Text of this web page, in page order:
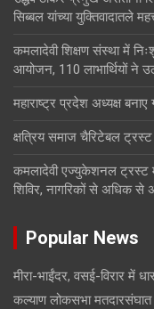
सिब्बल यांच्या युक्तिवादातले
कमलादेवी शिक्षण संस्था में
आयोजन, 110 लाभार्थियों ने
महाराष्ट्र प्रदेश अध्यक्ष
क्षत्रिय समाज चैरिटेबल ट्रस्ट
कमलादेवी एज्युकेशनल ट्रस्ट
शिविर, नागरिकों से अधिक
Popular News
मीरा-भाईंदर, वसई-विरार में
कल्याण लोकसभा मतदारसंघात